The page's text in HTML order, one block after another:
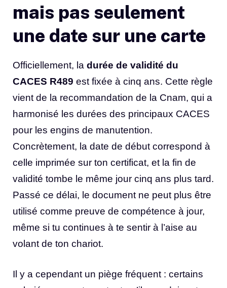
mais pas seulement
une date sur une carte
Officiellement, la durée de validité du
CACES R489 est fixée à cinq ans. Cette règle
vient de la recommandation de la Cnam, qui a
harmonisé les durées des principaux CACES
pour les engins de manutention.
Concrètement, la date de début correspond à
celle imprimée sur ton certificat, et la fin de
validité tombe le même jour cinq ans plus tard.
Passé ce délai, le document ne peut plus être
utilisé comme preuve de compétence à jour,
même si tu continues à te sentir à l’aise au
volant de ton chariot.
Il y a cependant un piège fréquent : certains